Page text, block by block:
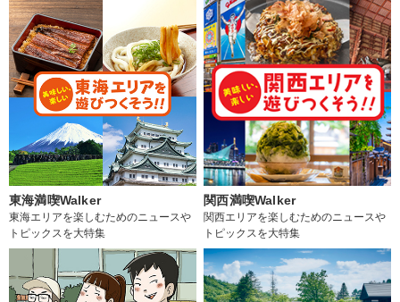
東海満喫Walker
東海エリアを楽しむためのニュースや
トピックスを大特集
関西満喫Walker
関西エリアを楽しむためのニュースや
トピックスを大特集